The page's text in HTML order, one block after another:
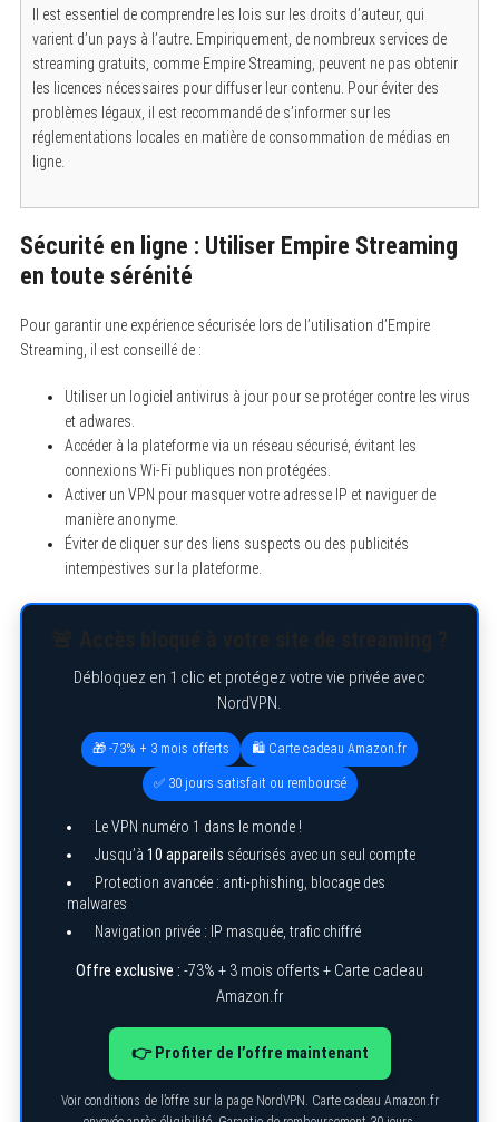
Il est essentiel de comprendre les lois sur les droits d’auteur, qui
varient d’un pays à l’autre. Empiriquement, de nombreux services de
streaming gratuits, comme Empire Streaming, peuvent ne pas obtenir
les licences nécessaires pour diffuser leur contenu. Pour éviter des
problèmes légaux, il est recommandé de s’informer sur les
réglementations locales en matière de consommation de médias en
ligne.
Sécurité en ligne : Utiliser Empire Streaming
en toute sérénité
Pour garantir une expérience sécurisée lors de l’utilisation d’Empire
Streaming, il est conseillé de :
Utiliser un logiciel antivirus à jour pour se protéger contre les virus
et adwares.
Accéder à la plateforme via un réseau sécurisé, évitant les
connexions Wi-Fi publiques non protégées.
Activer un VPN pour masquer votre adresse IP et naviguer de
manière anonyme.
Éviter de cliquer sur des liens suspects ou des publicités
intempestives sur la plateforme.
Débloquez en 1 clic et protégez votre vie privée avec
NordVPN.
🎁 -73% + 3 mois offerts 🛍️ Carte cadeau Amazon.fr
✅ 30 jours satisfait ou remboursé
Le VPN numéro 1 dans le monde !
Jusqu’à 10 appareils sécurisés avec un seul compte
Protection avancée : anti-phishing, blocage des
malwares
Navigation privée : IP masquée, trafic chiffré
Offre exclusive : -73% + 3 mois offerts + Carte cadeau
Amazon.fr
👉 Profiter de l’offre maintenant
Voir conditions de l’offre sur la page NordVPN. Carte cadeau Amazon.fr
r
f